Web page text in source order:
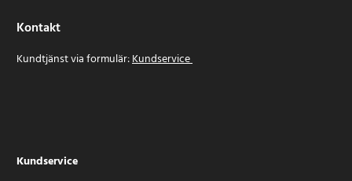
Kontakt
Kundtjänst via formulär:Kundservice
Kundservice